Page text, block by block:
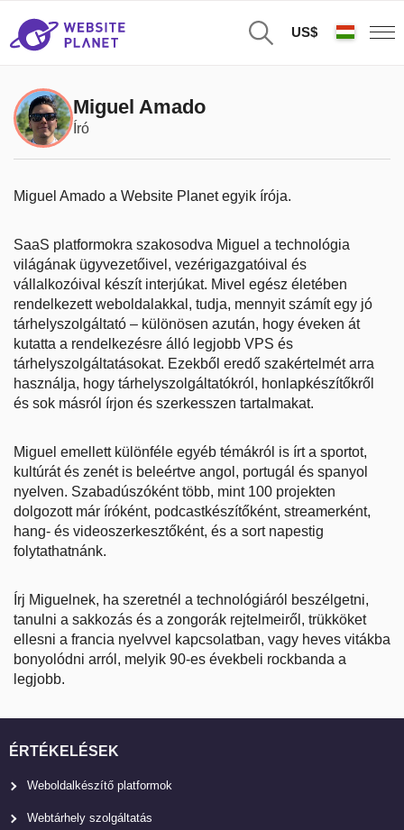
US$
Miguel Amado
Író
Miguel Amado a Website Planet egyik írója.
SaaS platformokra szakosodva Miguel a technológia
világának ügyvezetőivel, vezérigazgatóival és
vállalkozóival készít interjúkat. Mivel egész életében
rendelkezett weboldalakkal, tudja, mennyit számít egy jó
tárhelyszolgáltató – különösen azután, hogy éveken át
kutatta a rendelkezésre álló legjobb VPS és
tárhelyszolgáltatásokat. Ezekből eredő szakértelmét arra
használja, hogy tárhelyszolgáltatókról, honlapkészítőkről
és sok másról írjon és szerkesszen tartalmakat.
Miguel emellett különféle egyéb témákról is írt a sportot,
kultúrát és zenét is beleértve angol, portugál és spanyol
nyelven. Szabadúszóként több, mint 100 projekten
dolgozott már íróként, podcastkészítőként, streamerként,
hang- és videoszerkesztőként, és a sort napestig
folytathatnánk.
Írj Miguelnek, ha szeretnél a technológiáról beszélgetni,
tanulni a sakkozás és a zongorák rejtelmeiről, trükköket
ellesni a francia nyelvvel kapcsolatban, vagy heves vitákba
bonyolódni arról, melyik 90-es évekbeli rockbanda a
legjobb.
ÉRTÉKELÉSEK
Weboldalkészítő platformok
Webtárhely szolgáltatás